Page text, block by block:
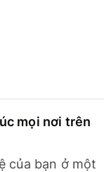
mọi nơi trên
của bạn ở một